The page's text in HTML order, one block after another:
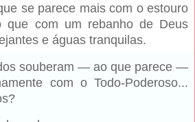
se parece mais com o estouro
que com um rebanho de Deus
e águas tranquilas.
souberam — ao que parece —
com o Todo-Poderoso...